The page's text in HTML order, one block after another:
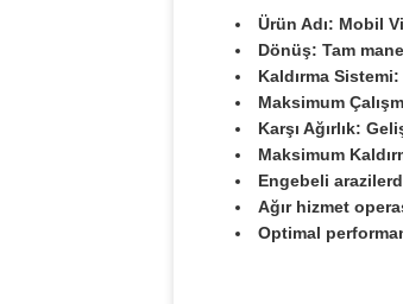
Ürün Adı: Mobil
Dönüş: Tam
Kaldırma
Maksimum
Karşı Ağırlık:
Maksimum
Engebeli
Ağır hizmet
Optimal